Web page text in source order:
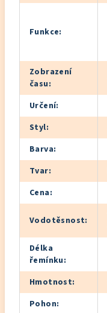
Funkce:
Zobrazení
času:
Určení:
Styl:
Barva:
Tvar:
Cena:
Vodotěsnost:
Délka
řemínku:
Hmotnost:
Pohon: